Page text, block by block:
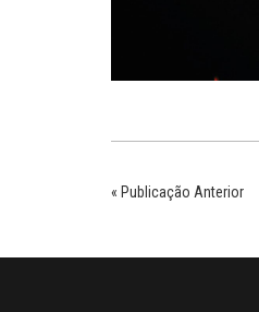
« Publicação Anterior